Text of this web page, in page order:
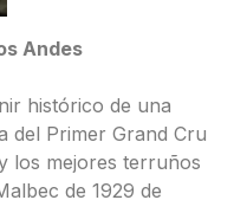
Andes
histórico de una
del Primer Grand Cru
los mejores terruños
de 1929 de